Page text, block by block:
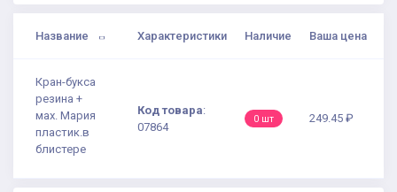
Название Характеристики Наличие Ваша цена
Кран-букса
резина +
мах. Мария
пластик.в
блистере
Код товара:
07864
0 шт 249.45 ₽